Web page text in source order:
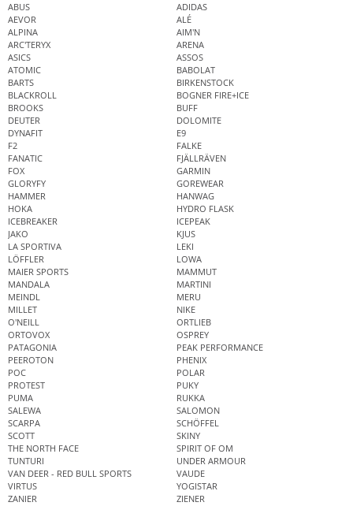
ABUS
ADIDAS
AEVOR
ALÉ
ALPINA
AIM'N
ARC'TERYX
ARENA
ASICS
ASSOS
ATOMIC
BABOLAT
BARTS
BIRKENSTOCK
BLACKROLL
BOGNER FIRE+ICE
BROOKS
BUFF
DEUTER
DOLOMITE
DYNAFIT
E9
F2
FALKE
FANATIC
FJÄLLRÄVEN
FOX
GARMIN
GLORYFY
GOREWEAR
HAMMER
HANWAG
HOKA
HYDRO FLASK
ICEBREAKER
ICEPEAK
JAKO
KJUS
LA SPORTIVA
LEKI
LÖFFLER
LOWA
MAIER SPORTS
MAMMUT
MANDALA
MARTINI
MEINDL
MERU
MILLET
NIKE
O'NEILL
ORTLIEB
ORTOVOX
OSPREY
PATAGONIA
PEAK PERFORMANCE
PEEROTON
PHENIX
POC
POLAR
PROTEST
PUKY
PUMA
RUKKA
SALEWA
SALOMON
SCARPA
SCHÖFFEL
SCOTT
SKINY
THE NORTH FACE
SPIRIT OF OM
TUNTURI
UNDER ARMOUR
VAN DEER - RED BULL SPORTS
VAUDE
VIRTUS
YOGISTAR
ZANIER
ZIENER